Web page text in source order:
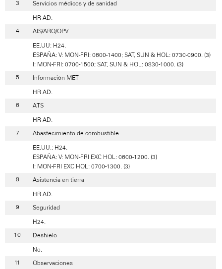
Servicios médicos y de sanidad
HR AD.
AIS/ARO/OPV
EE.UU: H24.
ESPAÑA: V: MON-FRI: 0600-1400; SAT, SUN & HOL: 0730-0900. (3)
I: MON-FRI: 0700-1500; SAT, SUN & HOL: 0830-1000. (3)
Información MET
HR AD.
ATS
HR AD.
Abastecimiento de combustible
EE.UU.: H24.
ESPAÑA: V: MON-FRI EXC HOL: 0600-1200. (3)
I: MON-FRI EXC HOL: 0700-1300. (3)
Asistencia en tierra
HR AD.
Seguridad
H24.
Deshielo
No.
Observaciones